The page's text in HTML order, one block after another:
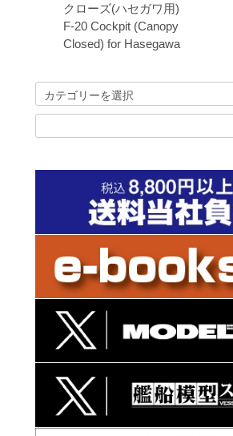
クローズ(ハセガワ用)
F-20 Cockpit (Canopy
Closed) for Hasegawa